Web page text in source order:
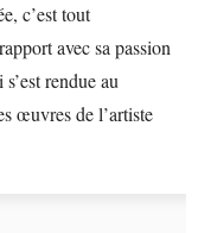
c’est tout
avec sa passion
rendue au
œuvres de l’artiste